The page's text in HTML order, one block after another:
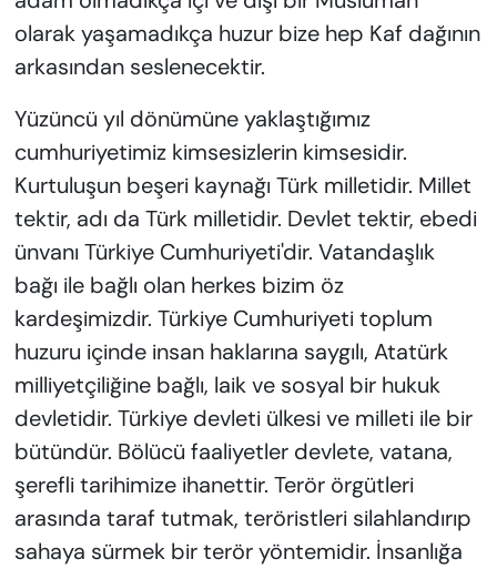
olarak yaşamadıkça huzur bize hep Kaf dağının
arkasından seslenecektir.
Yüzüncü yıl dönümüne yaklaştığımız
cumhuriyetimiz kimsesizlerin kimsesidir.
Kurtuluşun beşeri kaynağı Türk milletidir. Millet
tektir, adı da Türk milletidir. Devlet tektir, ebedi
ünvanı Türkiye Cumhuriyeti'dir. Vatandaşlık
bağı ile bağlı olan herkes bizim öz
kardeşimizdir. Türkiye Cumhuriyeti toplum
huzuru içinde insan haklarına saygılı, Atatürk
milliyetçiliğine bağlı, laik ve sosyal bir hukuk
devletidir. Türkiye devleti ülkesi ve milleti ile bir
bütündür. Bölücü faaliyetler devlete, vatana,
şerefli tarihimize ihanettir. Terör örgütleri
arasında taraf tutmak, teröristleri silahlandırıp
sahaya sürmek bir terör yöntemidir. İnsanlığa